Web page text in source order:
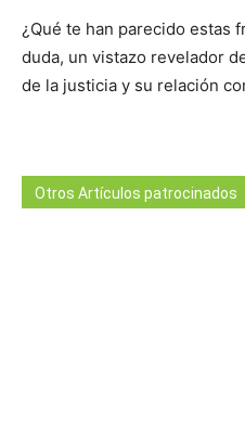
¿Qué te han parecido estas
duda, un vistazo revelador
de la justicia y su relación
Otros Artículos patrocinados